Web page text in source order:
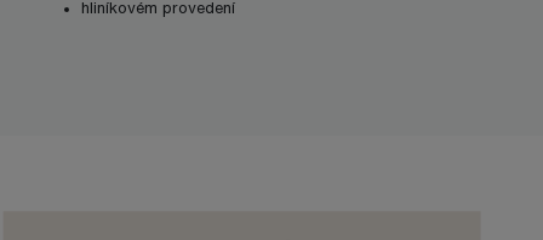
hliníkovém provedení